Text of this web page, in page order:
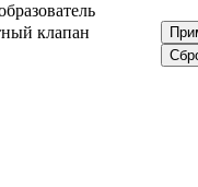
клапан